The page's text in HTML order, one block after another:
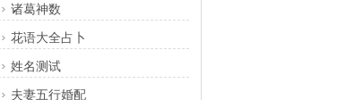
诸葛神数
花语大全占卜
姓名测试
夫妻五行婚配